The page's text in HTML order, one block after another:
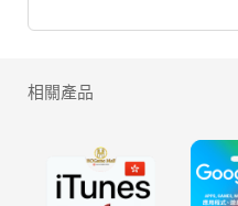
全部角色都能進化到最高
他將神秘少女「三葉」，
救出後，已經停止的
*系列
相關產品